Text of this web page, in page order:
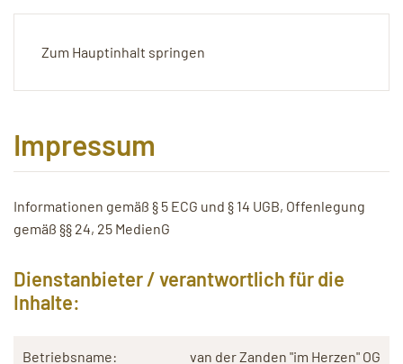
Zum Hauptinhalt springen
Impressum
Informationen gemäß § 5 ECG und § 14 UGB, Offenlegung
gemäß §§ 24, 25 MedienG
Dienstanbieter / verantwortlich für die
Inhalte:
Betriebsname: van der Zanden "im Herzen" OG